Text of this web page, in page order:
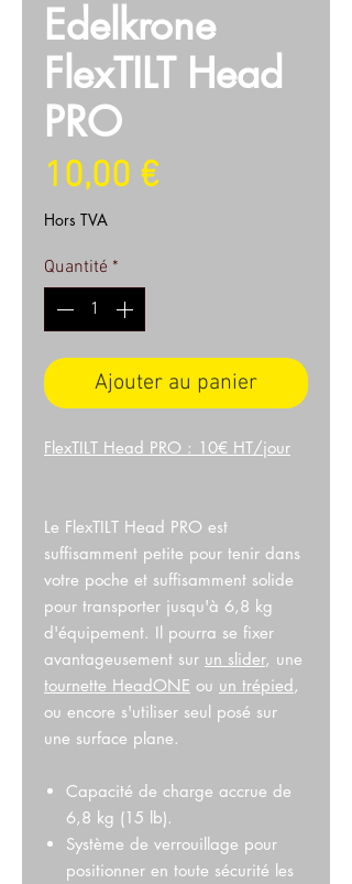
Edelkrone
FlexTILT Head
PRO
10,00 €Prix
Hors TVA
Quantité *
Ajouter au panier
FlexTILT Head PRO : 10€ HT/jour
Le FlexTILT Head PRO est
suffisamment petite pour tenir dans
votre poche et suffisamment solide
pour transporter jusqu'à 6,8 kg
d'équipement. Il pourra se fixer
avantageusement sur un slider, une
tournette HeadONE ou un trépied,
ou encore s'utiliser seul posé sur
une surface plane.
Capacité de charge accrue de
6,8 kg (15 lb).
Système de verrouillage pour
positionner en toute sécurité les